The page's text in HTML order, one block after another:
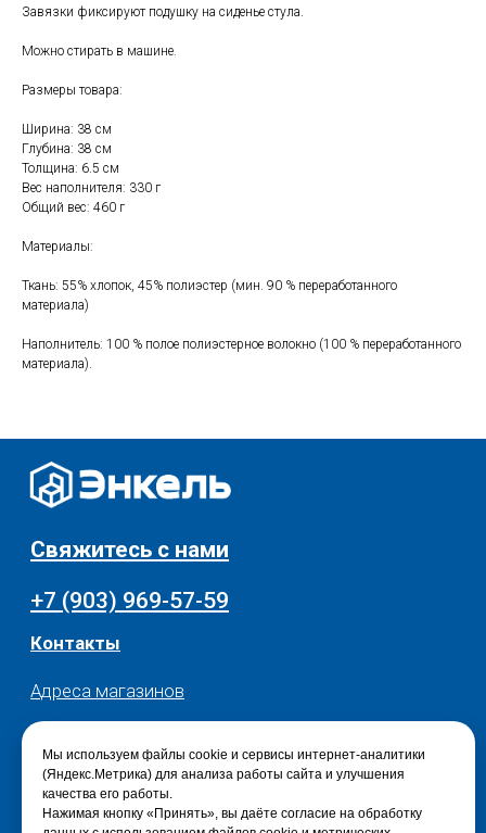
Мы используем файлы cookie и сервисы интернет-аналитики
(Яндекс.Метрика) для анализа работы сайта и улучшения
качества его работы.
Нажимая кнопку «Принять», вы даёте согласие на обработку
Завязки фиксируют подушку на сиденье стула.
Можно стирать в машине.
Размеры товара:
Ширина: 38 см
Глубина: 38 см
Толщина: 6.5 см
Вес наполнителя: 330 г
Общий вес: 460 г
Материалы:
Ткань: 55% хлопок, 45% полиэстер (мин. 90 % переработанного
материала)
Наполнитель: 100 % полое полиэстерное волокно (100 % переработанного
материала).
Каталог
Мебель
Текстиль для дома Доставка и оплата
Контакты
Адреса магазинов
Сервис
Политика конфиденциальности